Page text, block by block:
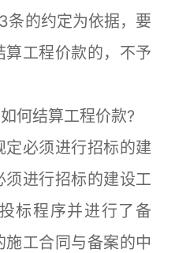
的约定为依据，要
工程价款的，不予
何结算工程价款?
必须进行招标的建
进行招标的建设工
标程序并进行了备
工合同与备案的中